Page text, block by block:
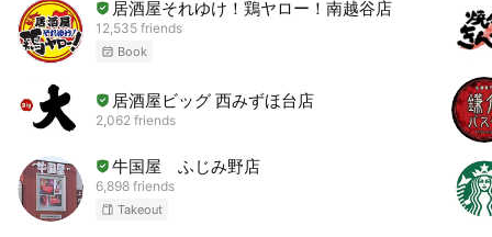
居酒屋それゆけ！鶏ヤロー！南越谷店
12,535 friends
Book
居酒屋ビッグ 西みずほ台店
2,062 friends
牛国屋 ふじみ野店
6,898 friends
Takeout